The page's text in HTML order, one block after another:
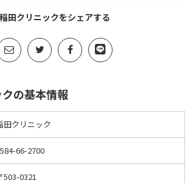
稲田クリニックをシェアする
の基本情報
田クリニック
66-2700
503-0321